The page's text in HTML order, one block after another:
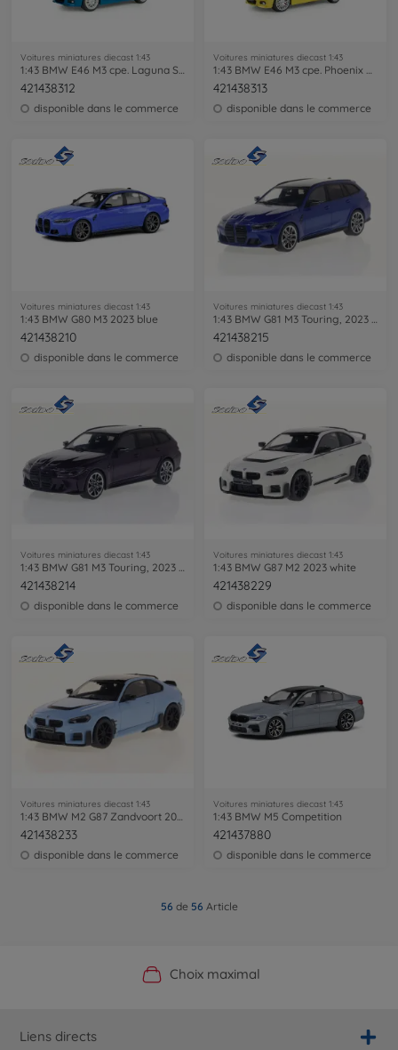
Voitures miniatures diecast 1:43
1:43 BMW E46 M3 cpe. Laguna Seca blue
421438312
disponible dans le commerce
Voitures miniatures diecast 1:43
1:43 BMW E46 M3 cpe. Phoenix yellow
421438313
disponible dans le commerce
Voitures miniatures diecast 1:43
1:43 BMW G80 M3 2023 blue
421438210
disponible dans le commerce
Voitures miniatures diecast 1:43
421438215
disponible dans le commerce
Voitures miniatures diecast 1:43
1:43 BMW G81 M3 Touring, 2023 purple
421438214
disponible dans le commerce
Voitures miniatures diecast 1:43
1:43 BMW G87 M2 2023 white
421438229
disponible dans le commerce
Voitures miniatures diecast 1:43
421438233
disponible dans le commerce
Voitures miniatures diecast 1:43
1:43 BMW M5 Competition
421437880
disponible dans le commerce
56 de 56 Article
Boutique officielle du fabricant
Choix maximal
Service personnalisé
Livraison rapide
Liens directs